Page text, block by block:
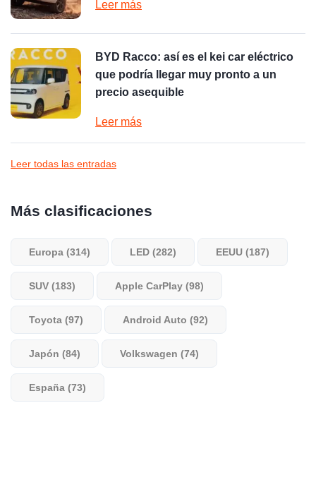
Leer más
BYD Racco: así es el kei car eléctrico
que podría llegar muy pronto a un
precio asequible
Leer más
Leer todas las entradas
Más clasificaciones
Europa (314) LED (282) EEUU (187)
SUV (183) Apple CarPlay (98)
Toyota (97) Android Auto (92)
Japón (84) Volkswagen (74)
España (73)